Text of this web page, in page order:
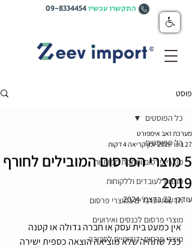
התקשרו עכשיו09-8334454
פוסט
כל הפוסטים
מוצרי פרסום ומתנות ממותגות
מתנות לעובדים וללקוחות
חדשות וטרנדים במוצרי פרסום
מוצרי פרסום לכנסים ואירועים
מוצרי פרסום ידידותיים לסביבה
כל הפוסטים
5 מוצרי הפרסום המובילים לחורף
2019
מערכת זאב אימפורט
27 בינו׳ 2019
זמן קריאה 4 דקות
עודכן:22 בדצמ׳ 2024
אין כמעט בית עסק או חברה גדולה או קטנה
ככל שתהיה שלא מוציאה הוצאה כספית ישירה